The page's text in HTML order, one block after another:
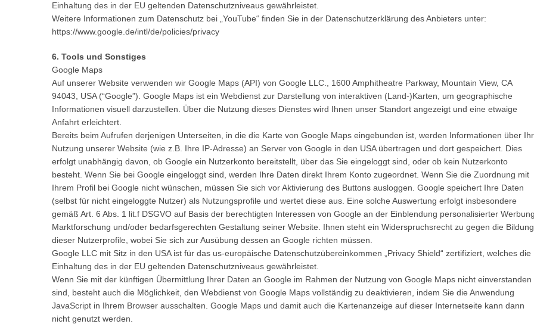
Einhaltung des in der EU geltenden Datenschutzniveaus gewährleistet.
Weitere Informationen zum Datenschutz bei „YouTube“ finden Sie in der Datenschutzerklärung des Anbieters unter:
https://www.google.de/intl/de/policies/privacy
6. Tools und Sonstiges
Google Maps
Auf unserer Website verwenden wir Google Maps (API) von Google LLC., 1600 Amphitheatre Parkway, Mountain View, CA
94043, USA (“Google”). Google Maps ist ein Webdienst zur Darstellung von interaktiven (Land-)Karten, um geographische
Informationen visuell darzustellen. Über die Nutzung dieses Dienstes wird Ihnen unser Standort angezeigt und eine etwaige
Anfahrt erleichtert.
Bereits beim Aufrufen derjenigen Unterseiten, in die die Karte von Google Maps eingebunden ist, werden Informationen über
Nutzung unserer Website (wie z.B. Ihre IP-Adresse) an Server von Google in den USA übertragen und dort gespeichert. Dies
erfolgt unabhängig davon, ob Google ein Nutzerkonto bereitstellt, über das Sie eingeloggt sind, oder ob kein Nutzerkonto
besteht. Wenn Sie bei Google eingeloggt sind, werden Ihre Daten direkt Ihrem Konto zugeordnet. Wenn Sie die Zuordnung mit
Ihrem Profil bei Google nicht wünschen, müssen Sie sich vor Aktivierung des Buttons ausloggen. Google speichert Ihre Daten
(selbst für nicht eingeloggte Nutzer) als Nutzungsprofile und wertet diese aus. Eine solche Auswertung erfolgt insbesondere
gemäß Art. 6 Abs. 1 lit.f DSGVO auf Basis der berechtigten Interessen von Google an der Einblendung personalisierter
Marktforschung und/oder bedarfsgerechten Gestaltung seiner Website. Ihnen steht ein Widerspruchsrecht zu gegen die Bildung
dieser Nutzerprofile, wobei Sie sich zur Ausübung dessen an Google richten müssen.
Google LLC mit Sitz in den USA ist für das us-europäische Datenschutzübereinkommen „Privacy Shield“ zertifiziert, welches die
Einhaltung des in der EU geltenden Datenschutzniveaus gewährleistet.
Wenn Sie mit der künftigen Übermittlung Ihrer Daten an Google im Rahmen der Nutzung von Google Maps nicht einverstanden
sind, besteht auch die Möglichkeit, den Webdienst von Google Maps vollständig zu deaktivieren, indem Sie die Anwendung
JavaScript in Ihrem Browser ausschalten. Google Maps und damit auch die Kartenanzeige auf dieser Internetseite kann dann
nicht genutzt werden.